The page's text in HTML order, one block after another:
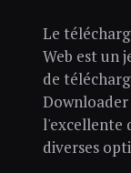
Le
Web est un
de
l'excellente
diverses